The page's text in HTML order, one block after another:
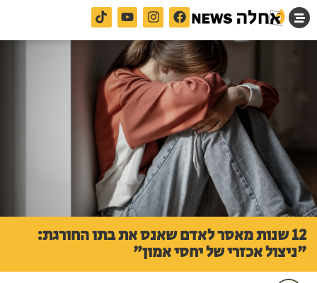
12 שנות מאסר לאדם שאנס את בתו החורגת:
"ניצול אכזרי של יחסי אמון"